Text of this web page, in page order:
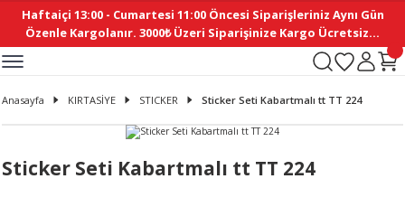
Haftaiçi 13:00 - Cumartesi 11:00 Öncesi Siparişleriniz Aynı Gün
Özenle Kargolanır. 3000₺ Üzeri Siparişinize Kargo Ücretsiz...
Geri Dön
Geri Dön
Geri Dön
Geri Dön
Geri Dön
Geri Dön
Geri Dön
Geri Dön
Geri Dön
Geri Dön
Geri Dön
Geri Dön
Geri Dön
Geri Dön
Geri Dön
AKSESUAR
Geri Dön
Geri Dön
Geri Dön
Geri Dön
Geri Dön
Geri Dön
Anasayfa KIRTASİYE STICKER Sticker Seti Kabartmalı tt TT 224
Sticker Seti Kabartmalı tt TT 224